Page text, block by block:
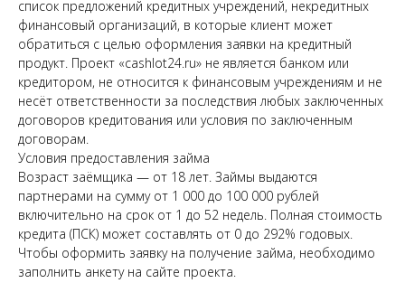
список предложений кредитных учреждений, некредитных
финансовый организаций, в которые клиент может
обратиться с целью оформления заявки на кредитный
продукт. Проект «cashlot24.ru» не является банком или
кредитором, не относится к финансовым учреждениям и не
несёт ответственности за последствия любых заключенных
договоров кредитования или условия по заключенным
договорам.
Условия предоставления займа
Возраст заёмщика — от 18 лет. Займы выдаются
партнерами на сумму от 1 000 до 100 000 рублей
включительно на срок от 1 до 52 недель. Полная стоимость
кредита (ПСК) может составлять от 0 до 292% годовых.
Чтобы оформить заявку на получение займа, необходимо
заполнить анкету на сайте проекта.